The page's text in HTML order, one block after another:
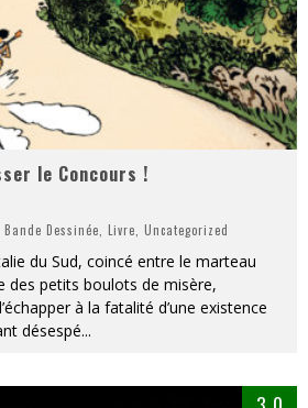
le Concours !
Bande Dessinée Livre Uncategorized
du Sud, coincé entre le marteau
des petits boulots de misère,
à la fatalité d’une existence
désespé...